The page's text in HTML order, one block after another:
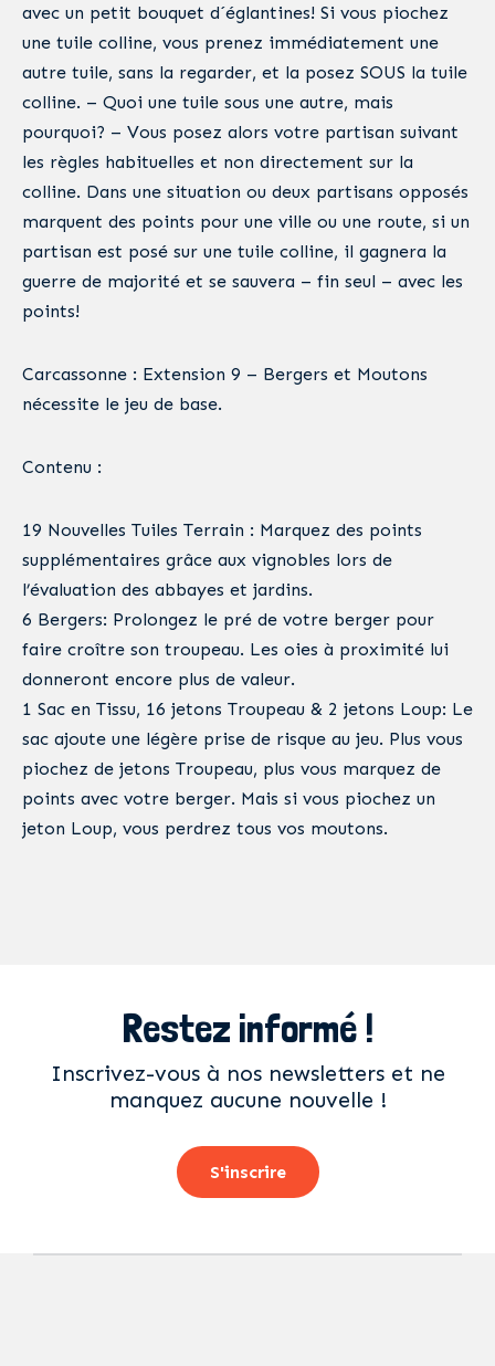
avec un petit bouquet d´églantines! Si vous piochez
une tuile colline, vous prenez immédiatement une
autre tuile, sans la regarder, et la posez SOUS la tuile
colline. – Quoi une tuile sous une autre, mais
pourquoi? – Vous posez alors votre partisan suivant
les règles habituelles et non directement sur la
colline. Dans une situation ou deux partisans opposés
marquent des points pour une ville ou une route, si un
partisan est posé sur une tuile colline, il gagnera la
guerre de majorité et se sauvera – fin seul – avec les
points!
Carcassonne : Extension 9 – Bergers et Moutons
nécessite le jeu de base.
Contenu :
19 Nouvelles Tuiles Terrain : Marquez des points
supplémentaires grâce aux vignobles lors de
l’évaluation des abbayes et jardins.
6 Bergers: Prolongez le pré de votre berger pour
faire croître son troupeau. Les oies à proximité lui
donneront encore plus de valeur.
1 Sac en Tissu, 16 jetons Troupeau & 2 jetons Loup: Le
sac ajoute une légère prise de risque au jeu. Plus vous
piochez de jetons Troupeau, plus vous marquez de
points avec votre berger. Mais si vous piochez un
jeton Loup, vous perdrez tous vos moutons.
Restez informé !
Inscrivez-vous à nos newsletters et ne
manquez aucune nouvelle !
S'inscrire